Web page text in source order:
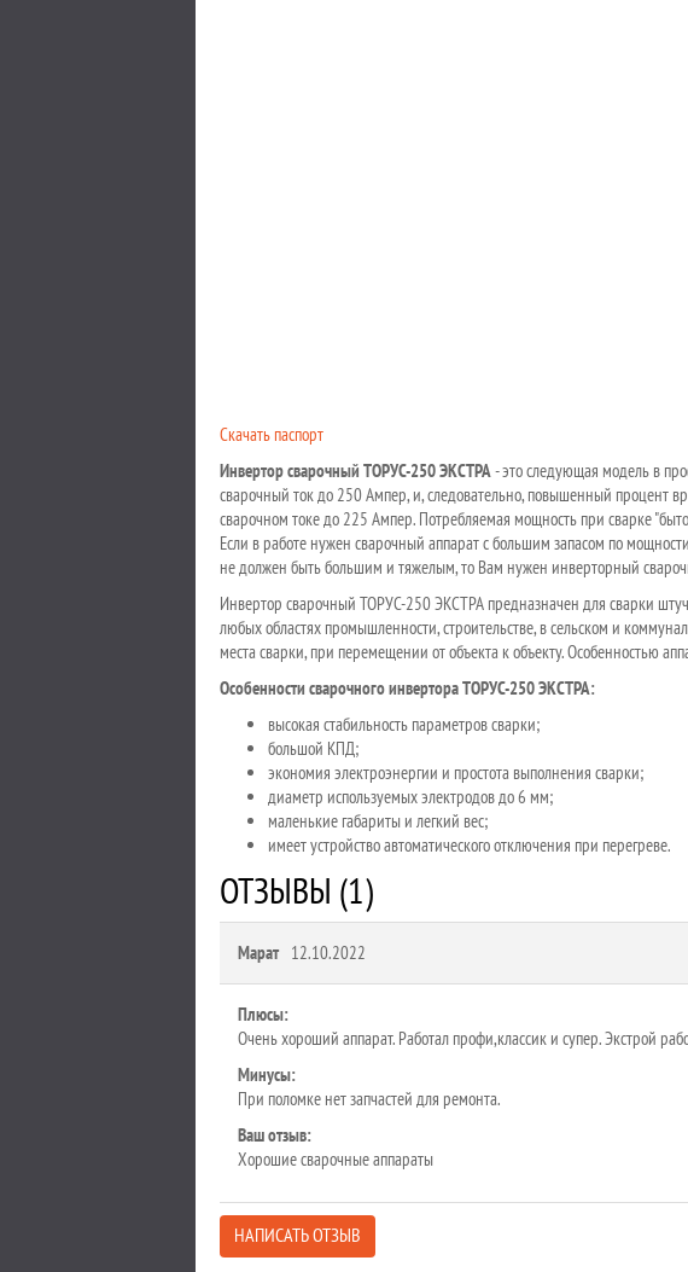
Cкачать паспорт
Инвертор сварочный ТОРУС-250 ЭКСТРА- это следующая модель в
сварочный ток до 250 Ампер, и, следовательно, повышенный процент
сварочном токе до 225 Ампер. Потребляемая мощность при сварке
Если в работе нужен сварочный аппарат с большим запасом по
не должен быть большим и тяжелым, то Вам нужен инверторный
Инвертор сварочный ТОРУС-250 ЭКСТРА предназначен для сварки
любых областях промышленности, строительстве, в сельском и
места сварки, при перемещении от объекта к объекту. Особенностью
Особенности сварочного инвертора ТОРУС-250 ЭКСТРА:
высокая стабильность параметров сварки;
большой КПД;
экономия электроэнергии и простота выполнения сварки;
диаметр используемых электродов до 6 мм;
маленькие габариты и легкий вес;
имеет устройство автоматического отключения при перегреве.
ОТЗЫВЫ (1)
Марат 12.10.2022
Плюсы:
Очень хороший аппарат. Работал профи,классик и супер. Экстрой
Минусы:
При поломке нет запчастей для ремонта.
Ваш отзыв:
Хорошие сварочные аппараты
НАПИСАТЬ ОТЗЫВ